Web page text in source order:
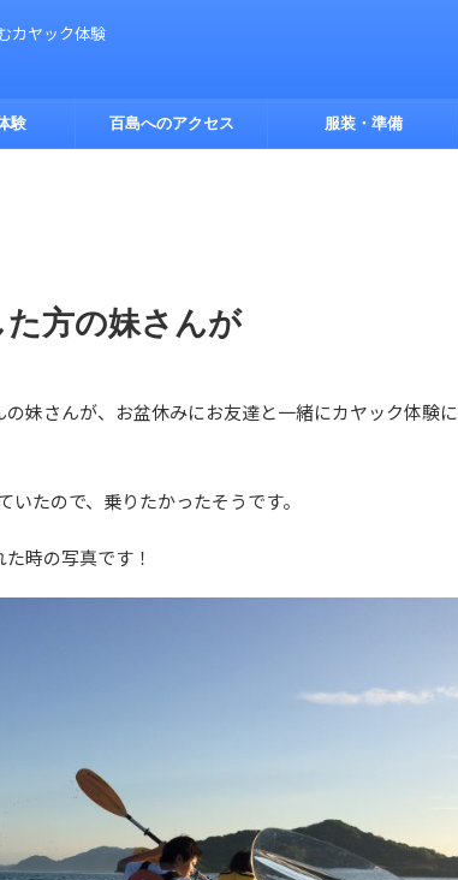
カヤック体験
験 百島へのアクセス 服装・準備
方の妹さんが
妹さんが、お盆休みにお友達と一緒にカヤック体験に
たので、乗りたかったそうです。
時の写真です！